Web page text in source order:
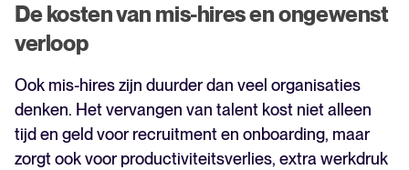
De kosten van mis-hires en ongewenst
verloop
Ook mis-hires zijn duurder dan veel organisaties
denken. Het vervangen van talent kost niet alleen
tijd en geld voor recruitment en onboarding, maar
zorgt ook voor productiviteitsverlies, extra werkdruk